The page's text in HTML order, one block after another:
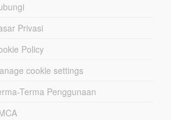
Privasi
Policy
cookie settings
Terma Penggunaan